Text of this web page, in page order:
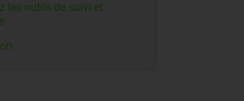
les outils de suivi et